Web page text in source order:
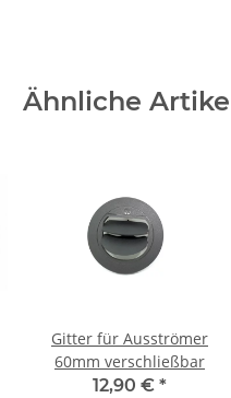
Ähnliche
Gitter für Ausströmer
60mm verschließbar
12,90 € *